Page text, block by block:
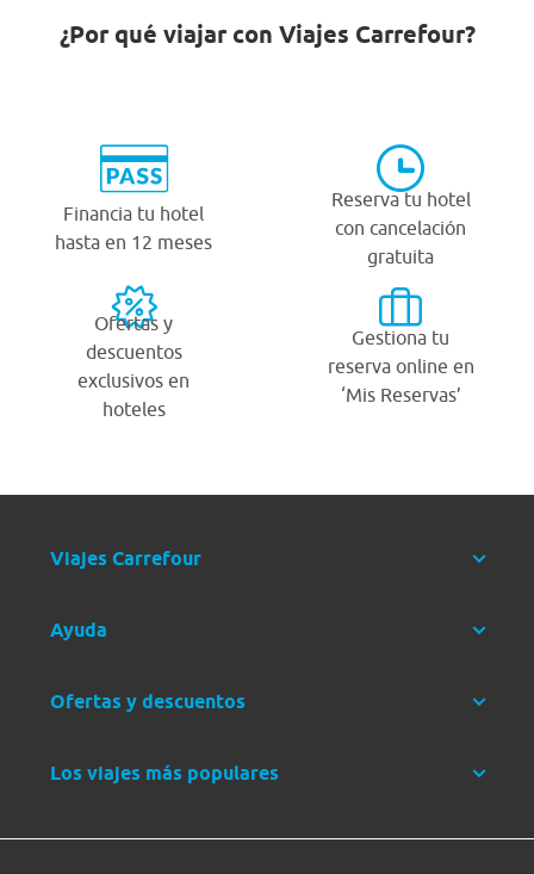
¿Por qué viajar con Viajes Carrefour?
Financia tu hotel
hasta en 12 meses
Reserva tu hotel
con cancelación
gratuita
Ofertas y
descuentos
exclusivos en
hoteles
Gestiona tu
reserva online en
‘Mis Reservas’
Viajes Carrefour
Ayuda
Ofertas y descuentos
Los viajes más populares